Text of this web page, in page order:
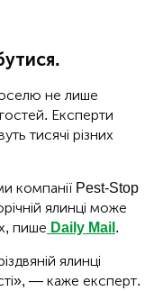
не лише
Експерти
тисячі різних
компанії Pest-Stop
ялинці може
пише Daily Mail.
ялинці
— каже експерт.